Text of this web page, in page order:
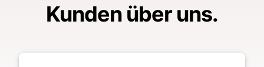
Kunden über uns.